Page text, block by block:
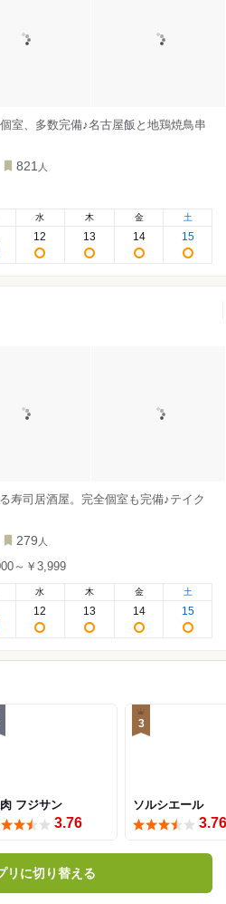
室、多数完備♪名古屋飯と地鶏焼鳥串
821 人
水
12
木
13
金
14
土
15
寿司居酒屋。完全個室も完備♪テイク
279 人
～￥3,999
水
12
木
13
金
14
土
15
フジサン
3.76
3
ソルシエール
3.76
リに切り替える